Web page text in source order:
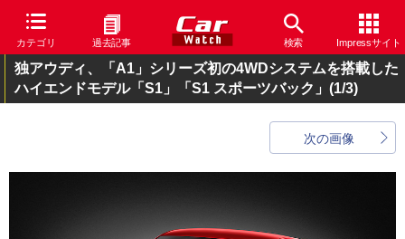
カテゴリ 過去記事 検索 Impressサイト
独アウディ、「A1」シリーズ初の4WDシステムを搭載した
ハイエンドモデル「S1」「S1 スポーツバック」 (1/3)
次の画像